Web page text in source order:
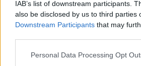
IAB’s list of downstream participants.
also be disclosed by us to third parties
Downstream Participants that may
Personal Data Processing Opt
közelmúltban létrehozott,
rendszert. Tarr Zoltán
és kultúráért felelős miniszter
jövőben politikai lojalitás
szempontokra, átláthatóságra